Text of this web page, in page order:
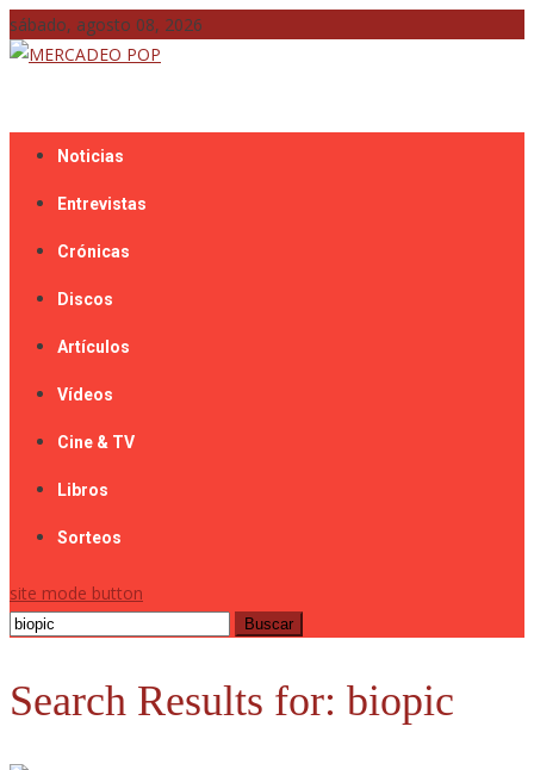
Skip
to
sábado, agosto 08, 2026
Noticias
Entrevistas
Crónicas
Discos
Artículos
Vídeos
Cine & TV
Libros
Sorteos
site mode button
Buscar:
Search Results for: biopic